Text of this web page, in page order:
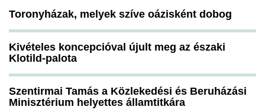
Toronyházak, melyek szíve oázisként dobog
Kivételes koncepcióval újult meg az északi
Klotild-palota
Szentirmai Tamás a Közlekedési és Beruházási
Minisztérium helyettes államtitkára